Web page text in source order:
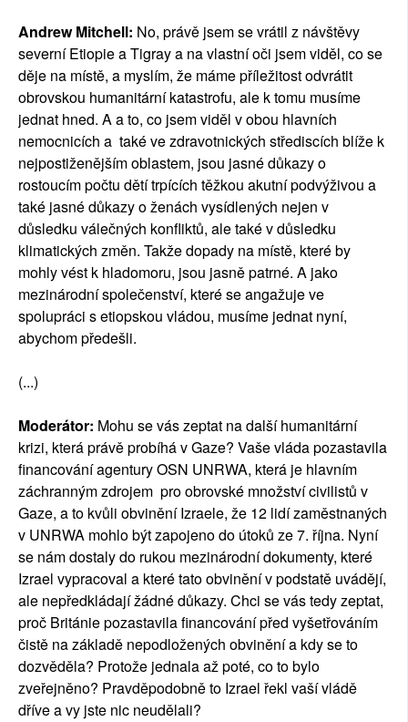
Andrew Mitchell: No, právě jsem se vrátil z návštěvy
severní Etiopie a Tigray a na vlastní oči jsem viděl, co se
děje na místě, a myslím, že máme příležitost odvrátit
obrovskou humanitární katastrofu, ale k tomu musíme
jednat hned. A a to, co jsem viděl v obou hlavních
nemocnicích a také ve zdravotnických střediscích blíže k
nejpostiženějším oblastem, jsou jasné důkazy o
rostoucím počtu dětí trpících těžkou akutní podvýživou a
také jasné důkazy o ženách vysídlených nejen v
důsledku válečných konfliktů, ale také v důsledku
klimatických změn. Takže dopady na místě, které by
mohly vést k hladomoru, jsou jasně patrné. A jako
mezinárodní společenství, které se angažuje ve
spolupráci s etiopskou vládou, musíme jednat nyní,
abychom předešli.
(...)
Moderátor: Mohu se vás zeptat na další humanitární
krizi, která právě probíhá v Gaze? Vaše vláda pozastavila
financování agentury OSN UNRWA, která je hlavním
záchranným zdrojem pro obrovské množství civilistů v
Gaze, a to kvůli obvinění Izraele, že 12 lidí zaměstnaných
v UNRWA mohlo být zapojeno do útoků ze 7. října. Nyní
se nám dostaly do rukou mezinárodní dokumenty, které
Izrael vypracoval a které tato obvinění v podstatě uvádějí,
ale nepředkládají žádné důkazy. Chci se vás tedy zeptat,
proč Británie pozastavila financování před vyšetřováním
čistě na základě nepodložených obvinění a kdy se to
dozvěděla? Protože jednala až poté, co to bylo
zveřejněno? Pravděpodobně to Izrael řekl vaší vládě
dříve a vy jste nic neudělali?